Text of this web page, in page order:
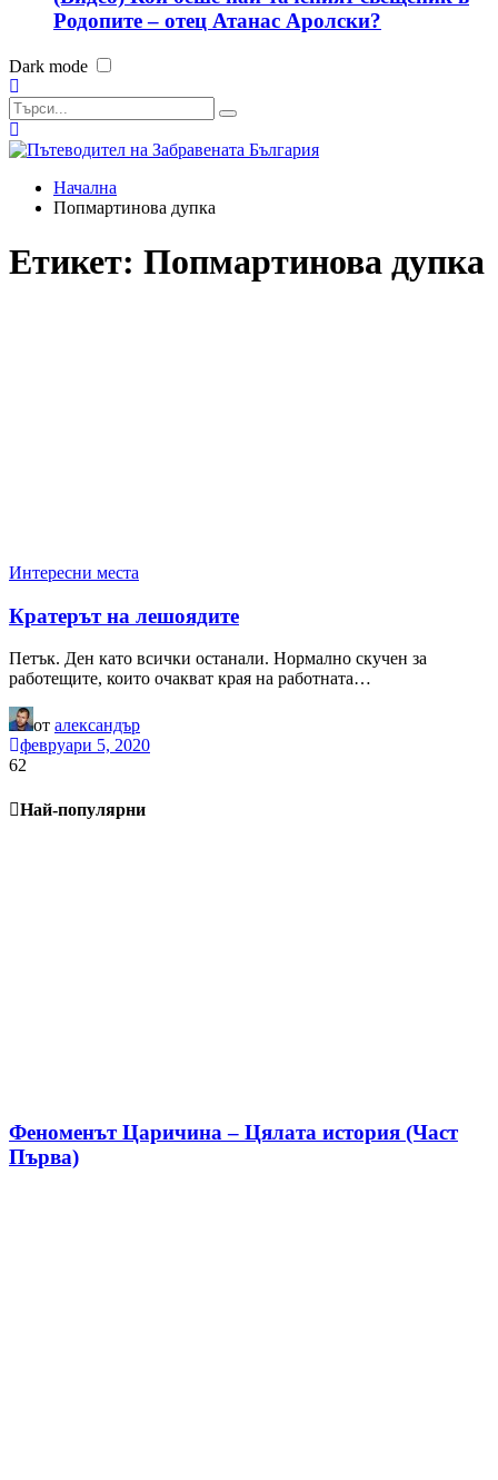
Родопите – отец Атанас Аролски?
Dark mode
Начална
Попмартинова дупка
Етикет: Попмартинова дупка
Интересни места
Кратерът на лешоядите
Петък. Ден като всички останали. Нормално скучен за
работещите, които очакват края на работната…
от александър
февруари 5, 2020
62
Най-популярни
Феноменът Царичина – Цялата история (Част
Първа)